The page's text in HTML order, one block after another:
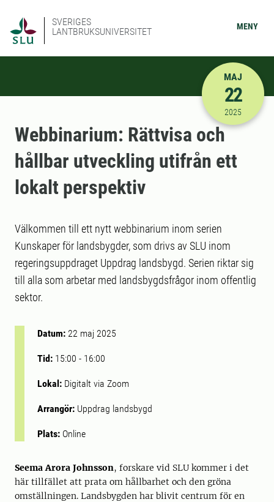
SVERIGES
LANTBRUKSUNIVERSITET
MENY
2025-05-
MAJ
22
2025
Webbinarium: Rättvisa och
hållbar utveckling utifrån ett
lokalt perspektiv
Välkommen till ett nytt webbinarium inom serien
Kunskaper för landsbygder, som drivs av SLU inom
regeringsuppdraget Uppdrag landsbygd. Serien riktar sig
till alla som arbetar med landsbygdsfrågor inom offentlig
sektor.
Datum: 22 maj 2025
Tid: 15:00 - 16:00
Lokal: Digitalt via Zoom
Arrangör: Uppdrag landsbygd
Plats: Online
Seema Arora Johnsson, forskare vid SLU kommer i det
här tillfället att prata om hållbarhet och den gröna
omställningen. Landsbygden har blivit centrum för en